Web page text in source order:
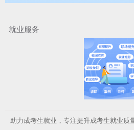
就业服务
助力成考生就业，专注提升成考生就业质